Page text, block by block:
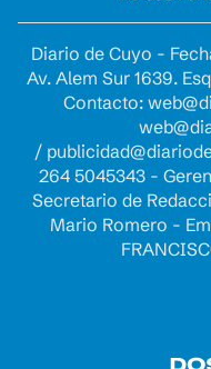
Diario de Cuyo -
Av. Alem Sur 1639.
Contacto:
/
264 5045343 -
Secretario de
Mario Romero -